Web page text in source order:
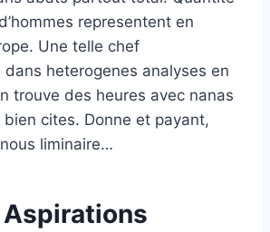
representent en
Une telle chef
heterogenes analyses en
trouve des heures avec nanas
bien cites. Donne et payant,
liminaire…